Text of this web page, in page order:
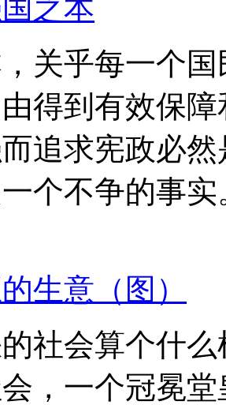
之本
关乎每一个
得到有效保
追求宪政必
个不争的事实
生意（图）
社会算个什
，一个冠冕